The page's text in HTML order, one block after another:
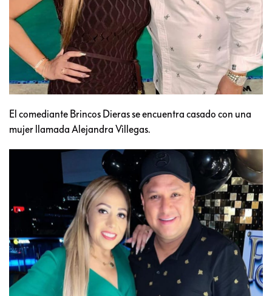
El comediante Brincos Dieras se encuentra casado con una
mujer llamada Alejandra Villegas.